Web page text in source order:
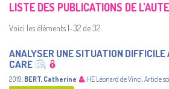
LISTE DES PUBLICATIONS DE
Voici les éléments 1-32 de 32
ANALYSER UNE SITUATION DIFFICILE
CARE
2019, BERT, Catherine , HE Léonard de Vinci,Article